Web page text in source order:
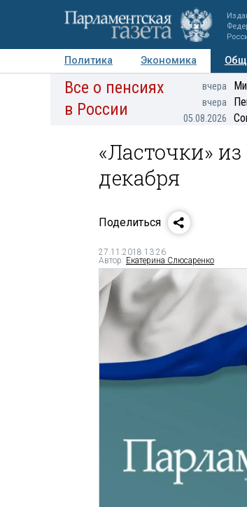
Политика Экономика
Авторы Персоны Мнения
Все о пенсиях
в России
вчера
вчера
05.08.2026
«Ласточки»
декабря
Поделиться
27.11.2018 13:26
Автор: Екатерина Слюсаренко